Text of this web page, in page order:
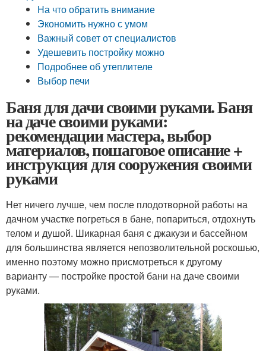
На что обратить внимание
Экономить нужно с умом
Важный совет от специалистов
Удешевить постройку можно
Подробнее об утеплителе
Выбор печи
Баня для дачи своими руками. Баня
на даче своими руками:
рекомендации мастера, выбор
материалов, пошаговое описание +
инструкция для сооружения своими
руками
Нет ничего лучше, чем после плодотворной работы на
дачном участке погреться в бане, попариться, отдохнуть
телом и душой. Шикарная баня с джакузи и бассейном
для большинства является непозволительной роскошью,
именно поэтому можно присмотреться к другому
варианту — постройке простой бани на даче своими
руками.